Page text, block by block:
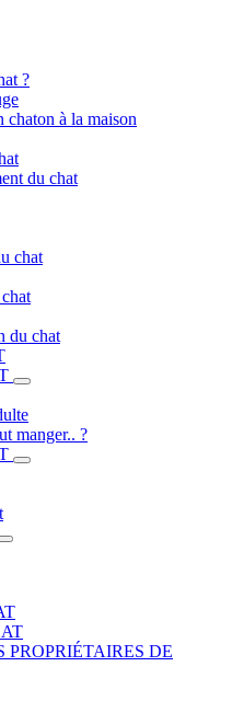
?
à la maison
du chat
chat
du chat
manger.. ?
PROPRIÉTAIRES DE